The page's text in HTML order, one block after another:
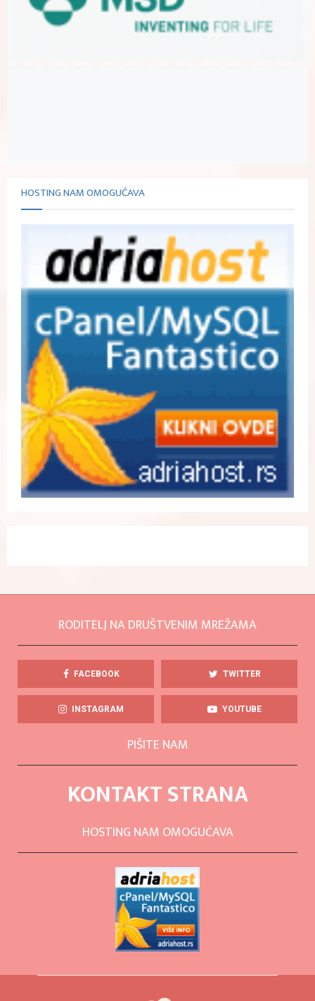
HOSTING NAM OMOGUĆAVA
RODITELJ NA DRUŠTVENIM MREŽAMA
FACEBOOK TWITTER
INSTAGRAM YOUTUBE
PIŠITE NAM
KONTAKT STRANA
HOSTING NAM OMOGUĆAVA